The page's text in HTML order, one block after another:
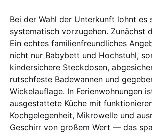
Bei der Wahl der Unterkunft lohnt es
systematisch vorzugehen. Zunächst
Ein echtes familienfreundliches
nicht nur Babybett und Hochstuhl,
kindersichere Steckdosen,
rutschfeste Badewannen und
Wickelauflage. In Ferienwohnungen
ausgestattete Küche mit
Kochgelegenheit, Mikrowelle und
Geschirr von großem Wert — das